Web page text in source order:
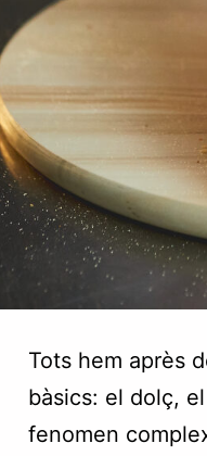
Tots hem après
bàsics: el dolç,
fenomen